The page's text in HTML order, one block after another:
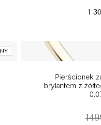
1
Pierścionek
brylantem z